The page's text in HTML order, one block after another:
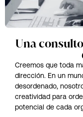
Una
Creemos que toda
dirección. En un
desordenado,
creatividad para
potencial de cada